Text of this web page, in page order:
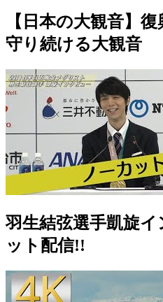
【日本の大観音】
守り続ける大観音
羽生結弦選手凱旋
ット配信!!